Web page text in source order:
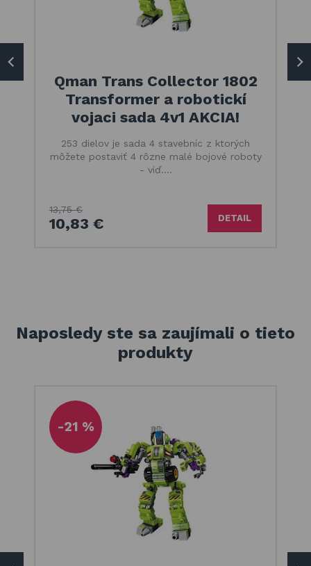
Qman Trans Collector 1802
Transformer a robotickí
vojaci sada 4v1 AKCIA!
253 dielov je sada 4 stavebníc z ktorých
môžete postaviť 4 rôzne malé bojové roboty
- viď.…
13,75 €
10,83 € DETAIL
Naposledy ste sa zaujímali o tieto
produkty
-21 %